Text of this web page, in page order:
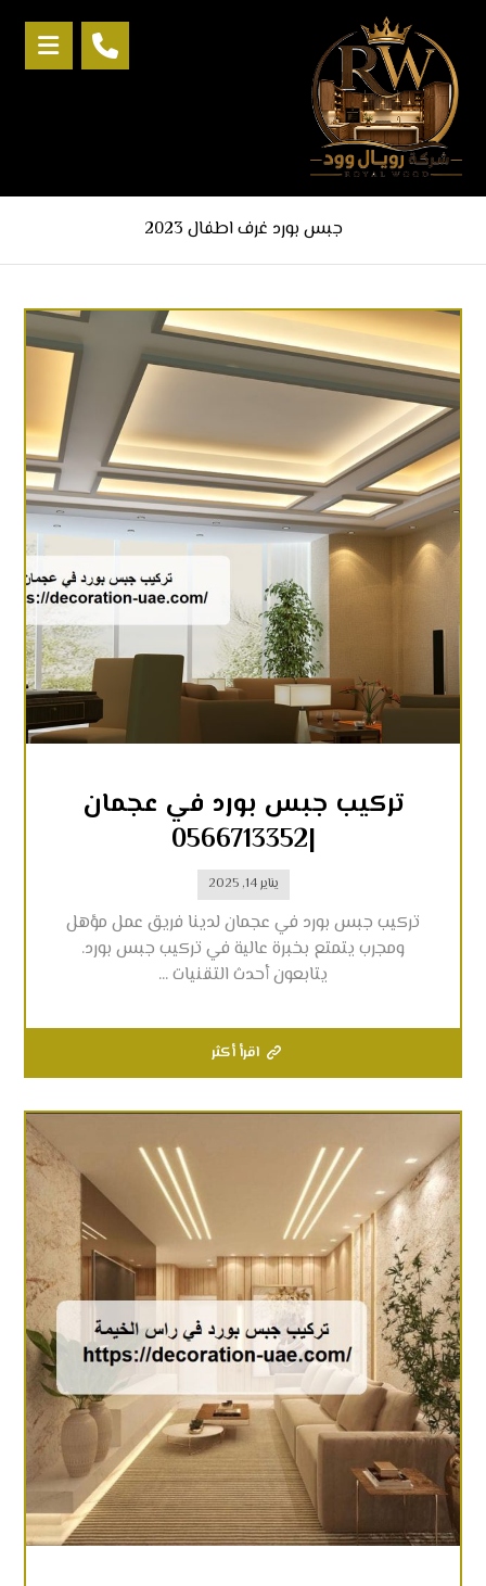
جبس بورد غرف اطفال 2023
تركيب جبس بورد في عجمان
|0566713352
يناير 14, 2025
تركيب جبس بورد في عجمان لدينا فريق عمل مؤهل
ومجرب يتمتع بخبرة عالية في تركيب جبس بورد.
يتابعون أحدث التقنيات ...
اقرأ أكثر